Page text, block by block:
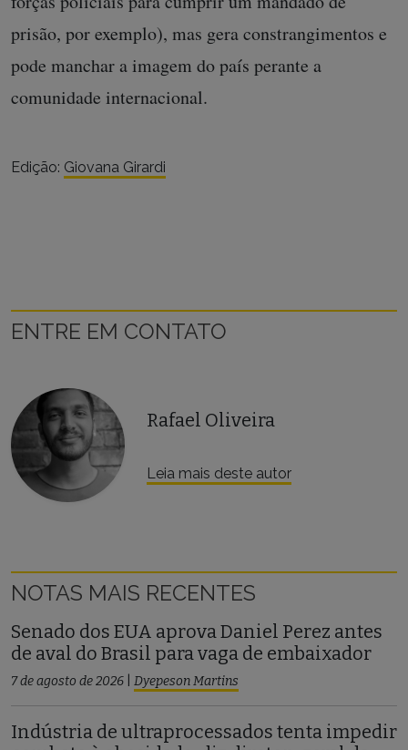
prisão, por exemplo), mas gera constrangimentos e
pode manchar a imagem do país perante a
comunidade internacional.
Edição: Giovana Girardi
ENTRE EM CONTATO
Rafael Oliveira
Leia mais deste autor
NOTAS MAIS RECENTES
Senado dos EUA aprova Daniel Perez antes
de aval do Brasil para vaga de embaixador
7 de agosto de 2026 Dyepeson Martins
Indústria de ultraprocessados tenta impedir